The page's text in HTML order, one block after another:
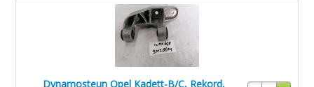
Dynamosteun Opel Kadett-B/C, Rekord,